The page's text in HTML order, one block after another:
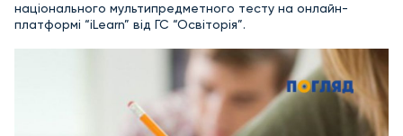
національного мультипредметного тесту на онлайн-
платформі “iLearn” від ГС “Освіторія”.